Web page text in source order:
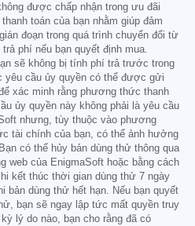
được chấp nhận trong ưu đãi
toán của bạn nhằm giúp đảm
đoạn trong quá trình chuyển đổi từ
phí nếu bạn quyết định mua.
sẽ không bị tính phí trả trước trong
yêu cầu ủy quyền có thể được gửi
xác minh rằng phương thức thanh
ủy quyền này không phải là yêu cầu
nhưng, tùy thuộc vào phương
tài chính của bạn, có thể ảnh hưởng
có thể hủy bản dùng thử thông qua
web của EnigmaSoft hoặc bằng cách
kết thúc thời gian dùng thử 7 ngày
bản dùng thử hết hạn. Nếu bạn quyết
bạn sẽ ngay lập tức mất quyền truy
lý do nào, bạn cho rằng đã có